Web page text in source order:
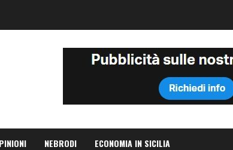
NEBRODI ECONOMIA IN SICILIA